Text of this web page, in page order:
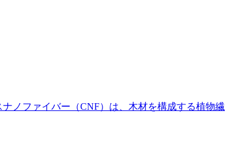
ノファイバー（CNF）は、木材を構成する植物繊